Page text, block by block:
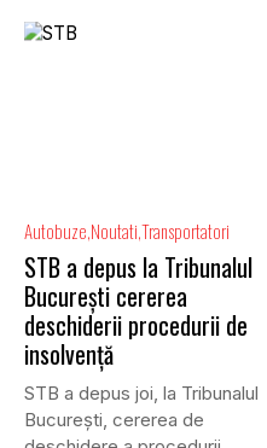
Autobuze NoutatiTransportatori
STB a depus la Tribunalul
București cererea
deschiderii procedurii de
insolvență
STB a depus joi, la Tribunalul
Bucureşti, cererea de